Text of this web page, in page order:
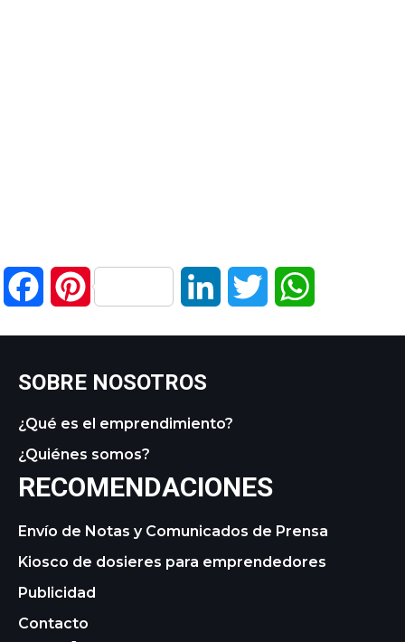
FacebookPinterest LinkedIn Twitter
SOBRE NOSOTROS
¿Qué es el emprendimiento?
¿Quiénes somos?
RECOMENDACIONES
Envío de Notas y Comunicados de Prensa
Kiosco de dosieres para emprendedores
Publicidad
Contacto